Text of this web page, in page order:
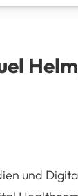
Helm
und